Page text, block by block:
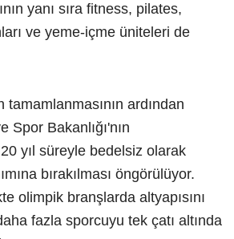
yanı sıra fitness, pilates,
ve yeme-içme üniteleri de
ardından
Spor Bakanlığı'nın
yıl süreyle bedelsiz olarak
bırakılması öngörülüyor.
olimpik branşlarda altyapısını
fazla sporcuyu tek çatı altında